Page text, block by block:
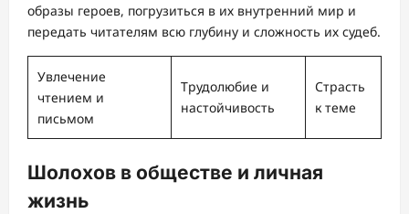
образы героев, погрузиться в их внутренний мир и
передать читателям всю глубину и сложность их судеб.
Увлечение
чтением и
письмом
Трудолюбие и
настойчивость
Страсть
к теме
Шолохов в обществе и личная
жизнь